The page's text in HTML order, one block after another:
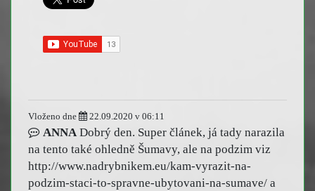
Vloženo dne 22.09.2020 v 06:11
ANNA Dobrý den. Super článek, já tady narazila
na tento také ohledně Šumavy, ale na podzim viz
http://www.nadrybnikem.eu/kam-vyrazit-na-
podzim-staci-to-spravne-ubytovani-na-sumave/ a